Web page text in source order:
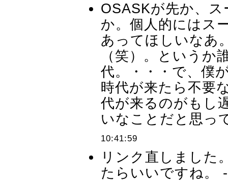
OSASKが先か、
か。個人的にはス
あってほしいなあ
（笑）。というか
代。・・・で、僕
時代が来たら不要
代が来るのがもし
いなことだと思っ
10:41:59
リンク直しました
たらいいですね。